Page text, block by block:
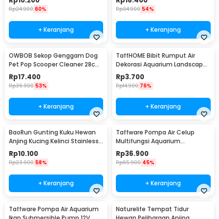
Rp24.900 60%
+ Keranjang
Rp34.900 54%
+ Keranjang
OWBOB Sekop Genggam Dog
Pet Pop Scooper Cleaner 28cm
- A11707
Rp17.400
Rp36.900 53%
+ Keranjang
TaffHOME Bibit Rumput Air
Dekorasi Aquarium Landscape
Ornament - H0027
Rp3.700
Rp14.900 76%
+ Keranjang
BaoRun Gunting Kuku Hewan
Anjing Kucing Kelinci Stainless
Steel - 5X
Rp10.100
Rp23.900 58%
+ Keranjang
Taffware Pompa Air Celup
Multifungsi Aquarium
Submersible Pump 12V - QR30E
Rp36.900
Rp65.900 45%
+ Keranjang
Taffware Pompa Air Aquarium
Naturelife Tempat Tidur